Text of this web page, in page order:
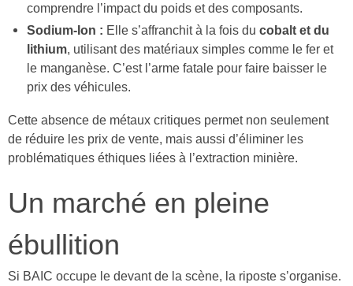
comprendre l’impact du poids et des composants.
Sodium-Ion : Elle s’affranchit à la fois du cobalt et du
lithium , utilisant des matériaux simples comme le fer et
le manganèse. C’est l’arme fatale pour faire baisser le
prix des véhicules.
Cette absence de métaux critiques permet non seulement
de réduire les prix de vente, mais aussi d’éliminer les
problématiques éthiques liées à l’extraction minière.
Un marché en pleine
ébullition
Si BAIC occupe le devant de la scène, la riposte s’organise.